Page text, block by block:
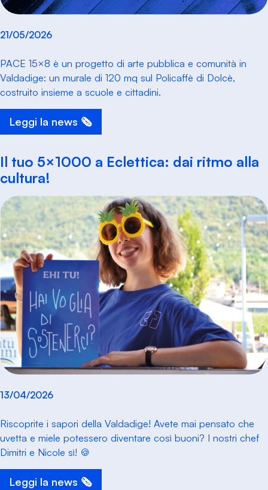
21/05/2026
PACE 15×8 è un progetto di arte pubblica e comunità in
Valdadige: un murale di 120 mq sul Policaffè di Dolcè,
costruito insieme a scuole e cittadini.
Leggi la news 🗞️
Il tuo 5×1000 a Eclettica: dai ritmo alla
cultura!
13/04/2026
Riscoprite i sapori della Valdadige! Avete mai pensato che
uvetta e miele potessero diventare così buoni? I nostri chef
Dimitri e Nicole sì! 🍪
Leggi la news 🗞️